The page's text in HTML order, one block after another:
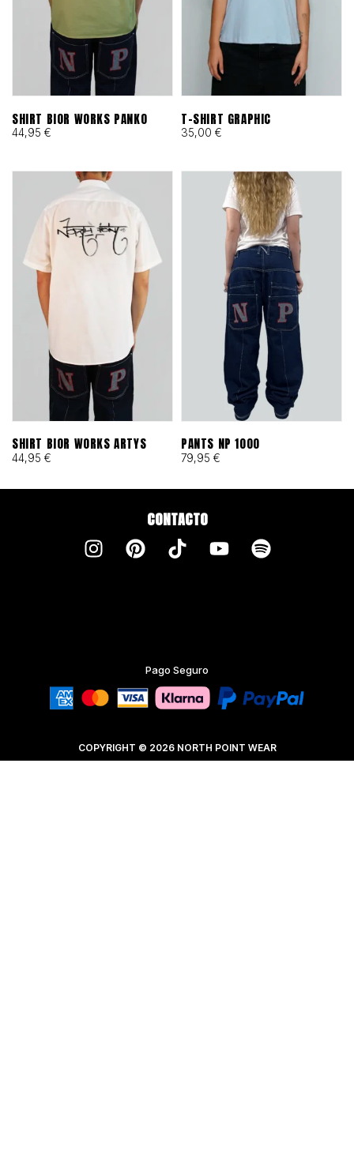
SHIRT BIOR WORKS PANKO
44,95 €
T-SHIRT GRAPHIC
35,00 €
SHIRT BIOR WORKS ARTYS
44,95 €
PANTS NP 1000
79,95 €
CONTACTO
Pago Seguro
COPYRIGHT © 2026 NORTH POINT WEAR